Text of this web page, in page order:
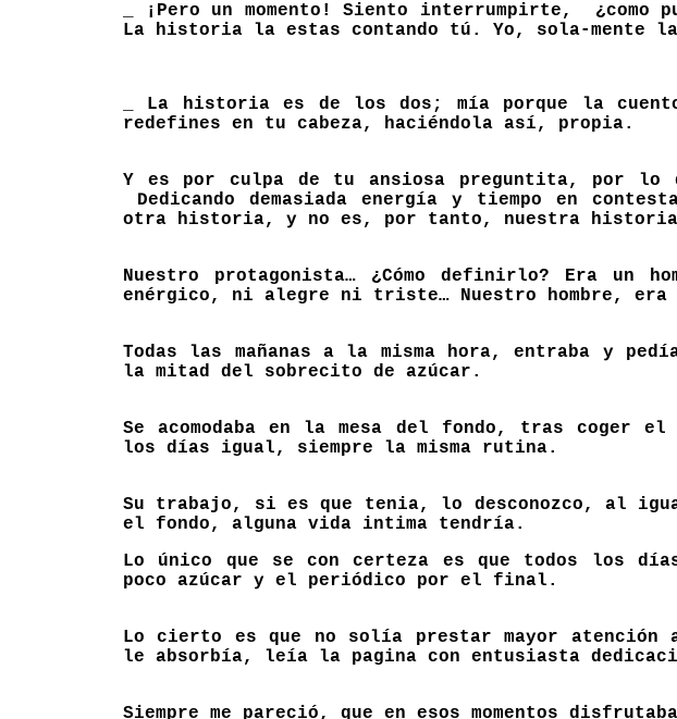
_ ¡Pero un momento! Siento interrumpirte,
La historia la estas contando tú. Yo, sola-mente
_ La historia es de los dos; mía porque la
redefines en tu cabeza, haciéndola así, propia.
Y es por culpa de tu ansiosa preguntita, por lo
Dedicando demasiada energía y tiempo en
otra historia, y no es, por tanto, nuestra historia.
Nuestro protagonista… ¿Cómo definirlo? Era
enérgico, ni alegre ni triste… Nuestro hombre, era
Todas las mañanas a la misma hora, entraba y
la mitad del sobrecito de azúcar.
Se acomodaba en la mesa del fondo, tras coger
los días igual, siempre la misma rutina.
Su trabajo, si es que tenia, lo desconozco, al
el fondo, alguna vida intima tendría.
Lo único que se con certeza es que todos los
poco azúcar y el periódico por el final.
Lo cierto es que no solía prestar mayor atención
le absorbía, leía la pagina con entusiasta
Siempre me pareció, que en esos momentos